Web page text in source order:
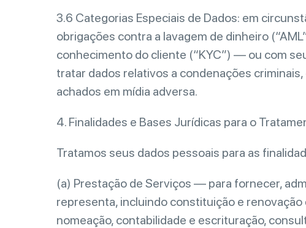
3.6 Categorias Especiais de Dados: em
obrigações contra a lavagem de dinheiro
conhecimento do cliente (“KYC”) — ou com
tratar dados relativos a condenações
achados em mídia adversa.
4. Finalidades e Bases Jurídicas para o
Tratamos seus dados pessoais para as
(a) Prestação de Serviços — para fornecer,
representa, incluindo constituição e
nomeação, contabilidade e escrituração,